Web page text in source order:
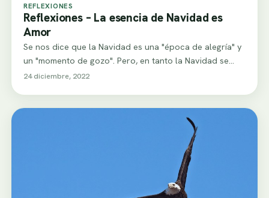
REFLEXIONES
Reflexiones – La esencia de Navidad es
Amor
Se nos dice que la Navidad es una "época de alegría" y
un "momento de gozo". Pero, en tanto la Navidad se…
24 diciembre, 2022